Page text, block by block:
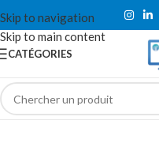
Skip to navigation
Skip to main content
CATÉGORIES